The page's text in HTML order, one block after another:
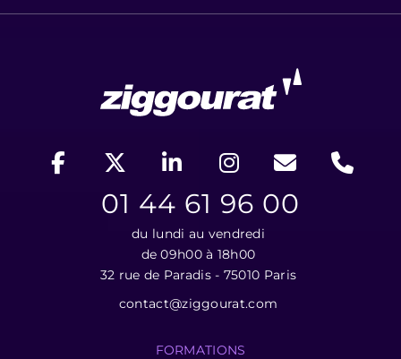
01 44 61 96 00
du lundi au vendredi
de 09h00 à 18h00
32 rue de Paradis - 75010 Paris
contact@ziggourat.com
FORMATIONS